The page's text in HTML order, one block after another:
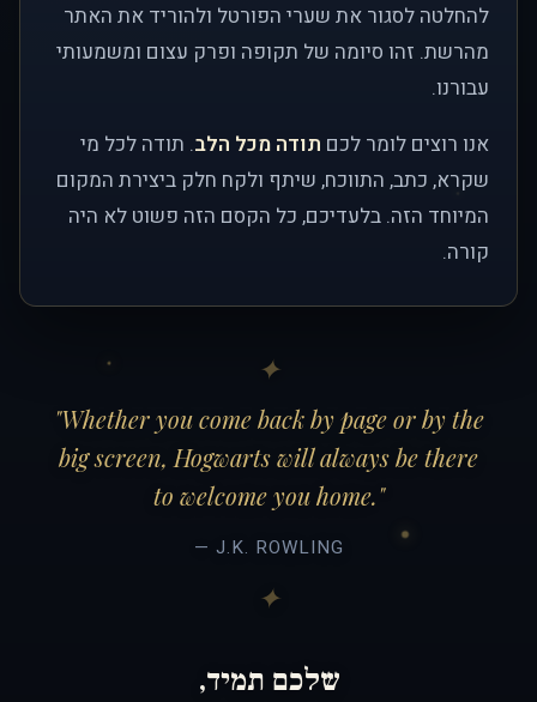
להחלטה לסגור את שערי הפורטל ולהוריד את האתר
מהרשת. זהו סיומה של תקופה ופרק עצום ומשמעותי
עבורנו.
אנו רוצים לומר לכם תודה מכל הלב. תודה לכל מי
שקרא, כתב, התווכח, שיתף ולקח חלק ביצירת המקום
המיוחד הזה. בלעדיכם, כל הקסם הזה פשוט לא היה
קורה.
"Whether you come back by page or by the
big screen, Hogwarts will always be there
to welcome you home."
— J.K. ROWLING
שלכם תמיד,